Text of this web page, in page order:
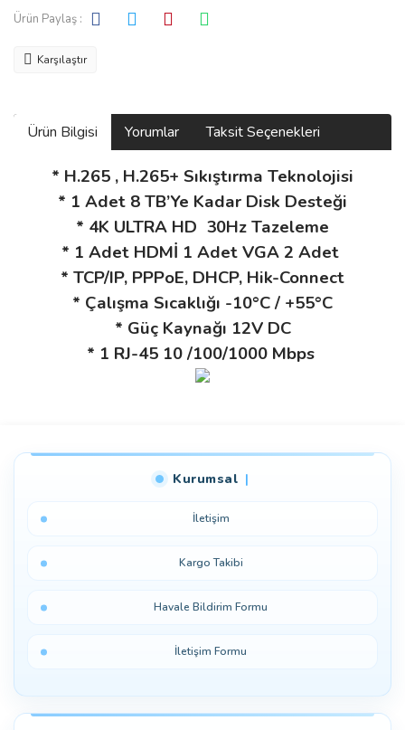
Ürün Paylaş :
Karşılaştır
Ürün Bilgisi Yorumlar Taksit Seçenekleri
* H.265 , H.265+ Sıkıştırma Teknolojisi
* 1 Adet 8 TB’Ye Kadar Disk Desteği
* 4K ULTRA HD 30Hz Tazeleme
* 1 Adet HDMİ 1 Adet VGA 2 Adet
* TCP/IP, PPPoE, DHCP, Hik-Connect
* Çalışma Sıcaklığı -10°C / +55°C
* Güç Kaynağı 12V DC
* 1 RJ-45 10 /100/1000 Mbps
Kurumsal
İletişim
Kargo Takibi
Havale Bildirim Formu
İletişim Formu